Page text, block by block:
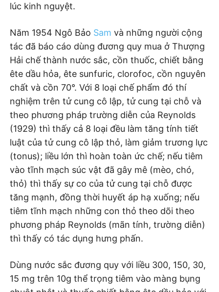
lúc kinh nguyệt.
Năm 1954 Ngô Bảo Sam và những người cộng
tác đã báo cáo dùng đương quy mua ở Thượng
Hải chế thành nước sắc, cồn thuốc, chiết bằng
ête dầu hỏa, ête sunfuric, clorofoc, cồn nguyên
chất và cồn 70°. Với 8 loại chế phẩm đó thí
nghiệm trên tử cung cô lập, tử cung tại chỗ và
theo phương pháp trường diễn của Reynolds
(1929) thì thấy cả 8 loại đều làm tăng tính tiết
luật của tử cung cô lập thỏ, làm giảm trương lực
(tonus); liều lớn thì hoàn toàn ức chế; nếu tiêm
vào tĩnh mạch súc vật đã gây mê (mèo, chó,
thỏ) thì thấy sự co của tử cung tại chỗ được
tăng mạnh, đồng thời huyết áp hạ xuống; nếu
tiêm tĩnh mạch những con thỏ theo dõi theo
phương pháp Reynolds (mãn tính, trường diễn)
thì thấy có tác dụng hưng phấn.
Dùng nước sắc đương quy với liều 300, 150, 30,
15 mg trên 10g thể trọng tiêm vào màng bụng